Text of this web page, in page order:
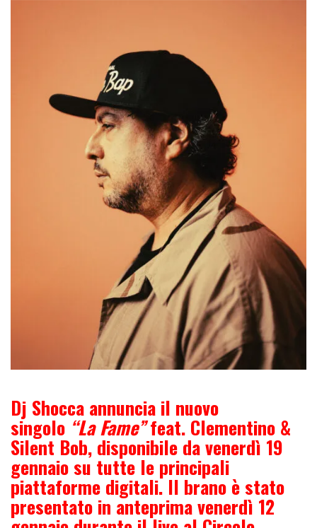
Dj Shocca annuncia il nuovo
singolo “La Fame”feat. Clementino &
Silent Bob, disponibile da venerdì 19
gennaio su tutte le principali
piattaforme digitali. Il brano è stato
presentato in anteprima venerdì 12